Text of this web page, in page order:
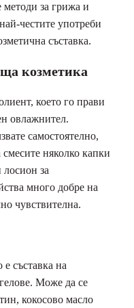
методи за грижа и
честите употреби
съставка.
козметика
което го прави
овлажнител.
самостоятелно,
няколко капки
за
много добре на
чувствителна.
съставка на
Може да се
кокосово масло